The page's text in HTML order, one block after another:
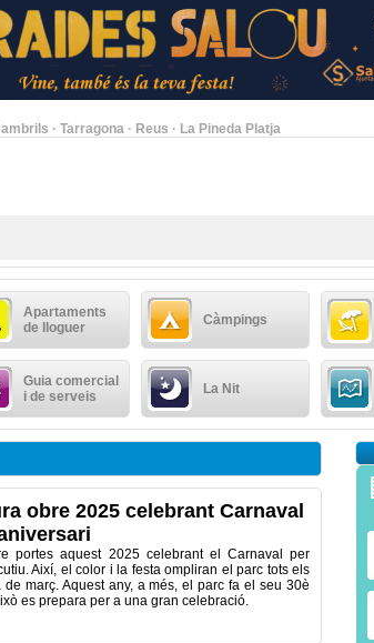
· Tarragona · Reus · La Pineda Platja
Apartaments
de lloguer
Càmpings
Guia comercial
i de serveis
La Nit
obre 2025 celebrant Carnaval
portes aquest 2025 celebrant el Carnaval per
Així, el color i la festa ompliran el parc tots els
març. Aquest any, a més, el parc fa el seu 30è
es prepara per a una gran celebració.